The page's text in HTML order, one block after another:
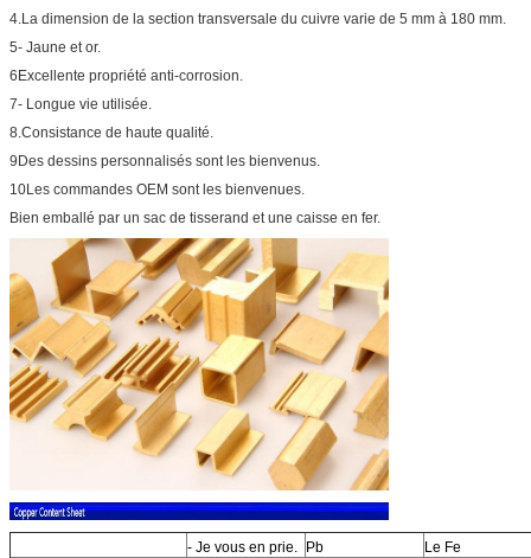
4.La dimension de la section transversale du cuivre varie de 5 mm à 180 mm.
5- Jaune et or.
6Excellente propriété anti-corrosion.
7- Longue vie utilisée.
8.Consistance de haute qualité.
9Des dessins personnalisés sont les bienvenus.
10Les commandes OEM sont les bienvenues.
Bien emballé par un sac de tisserand et une caisse en fer.
- Je vous en prie. Pb Le Fe